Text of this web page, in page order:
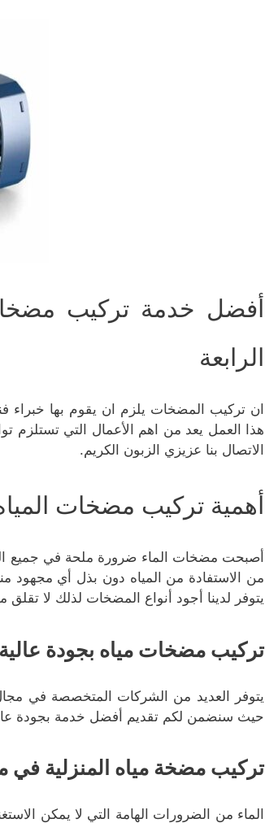
أفضل خدمة تركيب
الرابعة
ان تركيب المضخات يلزم ان يقوم بها خبراء
هذا العمل يعد من اهم الأعمال التي تستلزم
الاتصال بنا عزيزي الزبون الكريم.
أهمية تركيب مضخات
أصبحت مضخات الماء ضرورة ملحة في جميع
من الاستفادة من المياه دون بذل أي مجهود
يتوفر لدينا أجود أنواع المضخات لذلك لا
تركيب مضخات مياه بجودة عالية
يتوفر العديد من الشركات المتخصصة في
حيث سنضمن لكم تقديم أفضل خدمة بجودة
تركيب مضخة مياه المنزلية في
الماء من الضرورات الهامة التي لا يمكن